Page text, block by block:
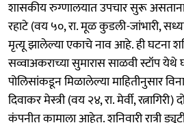
शासकीय रुग्णालयात उपचार सुरू
रहाटे (वय ५०, रा. मूळ कुडली-जांभारी,
मृत्यू झालेल्या एकाचे नाव आहे. ही घटना
सव्वाअकराच्या सुमारास साळवी स्टॉप येथे
पोलिसांकडून मिळालेल्या माहितीनुसार
दिवाकर मेस्त्री (वय २४, रा. मेर्वी,
कंपनीत कामाला आहेत. शनिवारी रात्री